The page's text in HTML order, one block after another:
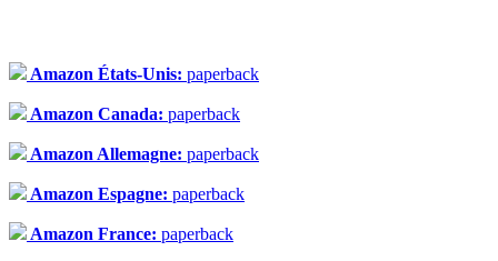
Amazon États-Unis: paperback
Amazon Canada: paperback
Amazon Allemagne: paperback
Amazon Espagne: paperback
Amazon France: paperback